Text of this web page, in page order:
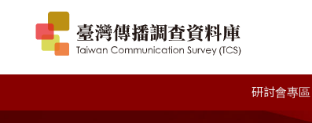
研討會專區